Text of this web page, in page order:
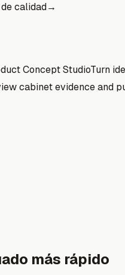
calidad→
Concept StudioTurn
cabinet evidence and
más rápido